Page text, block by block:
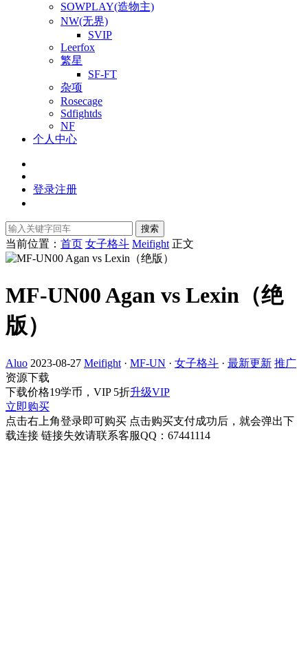
SOWPLAY(造物主)
NW(无界)
SVIP
Leerfox
繁星
SF-FT
杂项
Rosecage
Sdfightds
NF
个人中心
登录注册
搜索
当前位置： 首页 女子格斗 Meifight 正文
MF-UN00 Agan vs Lexin（绝
版）
Aluo 2023-08-27 Meifight · MF-UN · 女子格斗 · 最新更新 推广
资源下载
下载价格19学币，VIP 5折升级VIP
立即购买
点击右上角登录即可购买 点击购买支付成功后，就会弹出下
载连接 链接失效请联系客服QQ：67441114